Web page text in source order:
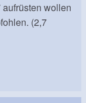
wollen
(2,7